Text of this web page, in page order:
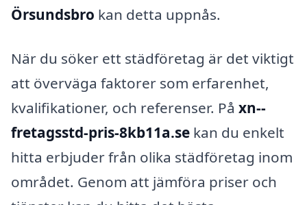
Örsundsbro kan detta uppnås.
När du söker ett städföretag är det viktigt
att överväga faktorer som erfarenhet,
kvalifikationer, och referenser. På xn--
fretagsstd-pris-8kb11a.se kan du enkelt
hitta erbjuder från olika städföretag inom
området. Genom att jämföra priser och